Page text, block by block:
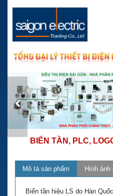
BIẾN TẦN, PLC,
Mô tả sản phẩm Hình ảnh
Biến tần hiệu LS do Hàn